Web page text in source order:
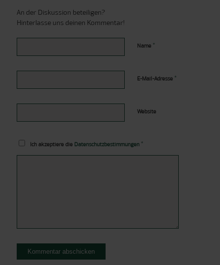
An der Diskussion beteiligen?
Hinterlasse uns deinen Kommentar!
Name *
E-Mail-Adresse *
Website
Ich akzeptiere die Datenschutzbestimmungen *